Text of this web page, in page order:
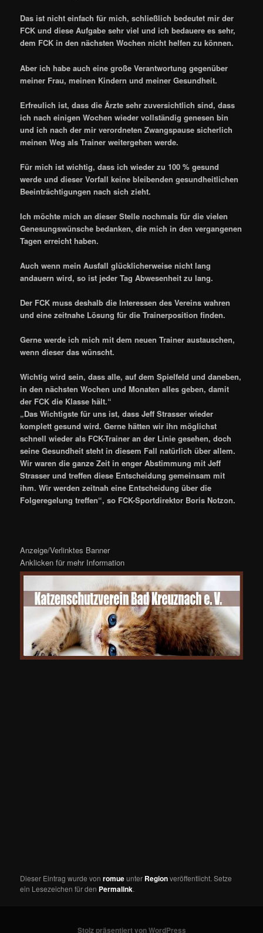
Das ist nicht einfach für mich, schließlich bedeutet mir der
FCK und diese Aufgabe sehr viel und ich bedauere es sehr,
dem FCK in den nächsten Wochen nicht helfen zu können.
Aber ich habe auch eine große Verantwortung gegenüber
meiner Frau, meinen Kindern und meiner Gesundheit.
Erfreulich ist, dass die Ärzte sehr zuversichtlich sind, dass
ich nach einigen Wochen wieder vollständig genesen bin
und ich nach der mir verordneten Zwangspause sicherlich
meinen Weg als Trainer weitergehen werde.
Für mich ist wichtig, dass ich wieder zu 100 % gesund
werde und dieser Vorfall keine bleibenden gesundheitlichen
Beeinträchtigungen nach sich zieht.
Ich möchte mich an dieser Stelle nochmals für die vielen
Genesungswünsche bedanken, die mich in den vergangenen
Tagen erreicht haben.
Auch wenn mein Ausfall glücklicherweise nicht lang
andauern wird, so ist jeder Tag Abwesenheit zu lang.
Der FCK muss deshalb die Interessen des Vereins wahren
und eine zeitnahe Lösung für die Trainerposition finden.
Gerne werde ich mich mit dem neuen Trainer austauschen,
wenn dieser das wünscht.
Wichtig wird sein, dass alle, auf dem Spielfeld und daneben,
in den nächsten Wochen und Monaten alles geben, damit
der FCK die Klasse hält.“
„Das Wichtigste für uns ist, dass Jeff Strasser wieder
komplett gesund wird. Gerne hätten wir ihn möglichst
schnell wieder als FCK-Trainer an der Linie gesehen, doch
seine Gesundheit steht in diesem Fall natürlich über allem.
Wir waren die ganze Zeit in enger Abstimmung mit Jeff
Strasser und treffen diese Entscheidung gemeinsam mit
ihm. Wir werden zeitnah eine Entscheidung über die
Folgeregelung treffen“, so FCK-Sportdirektor Boris Notzon.
Anzeige/Verlinktes Banner
Anklicken für mehr Information
Dieser Eintrag wurde vonromueunter Regionveröffentlicht. Setze
ein Lesezeichen für den Permalink.
Stolz präsentiert von WordPress